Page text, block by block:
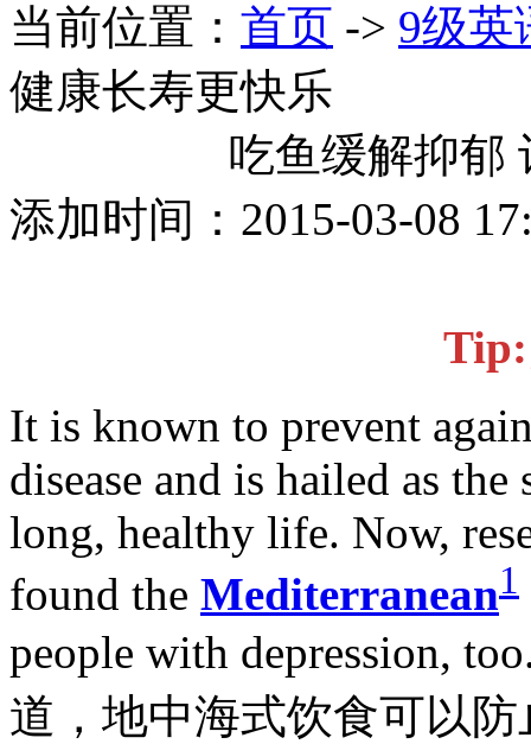
当前位置： 首页 -> 9级英
健康长寿更快乐
吃鱼缓解抑郁
添加时间：2015-03-08
It is known to prevent
disease and is hailed as the
long, healthy life. Now,
found the Mediterranean1
people with depression,
道，地中海式饮食可以